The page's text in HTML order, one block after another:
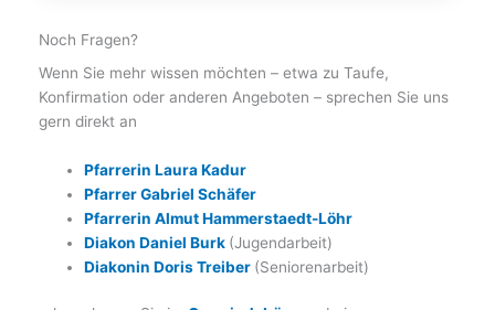
Noch Fragen?
Wenn Sie mehr wissen möchten – etwa zu Taufe,
Konfirmation oder anderen Angeboten – sprechen Sie uns
gern direkt an
Pfarrerin Laura Kadur
Pfarrer Gabriel Schäfer
Pfarrerin Almut Hammerstaedt-Löhr
Diakon Daniel Burk (Jugendarbeit)
Diakonin Doris Treiber (Seniorenarbeit)